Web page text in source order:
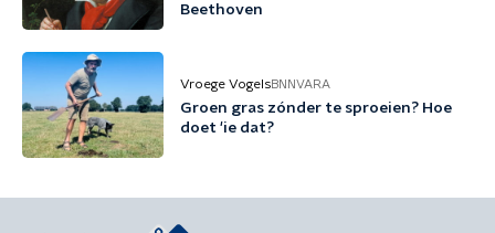
Beethoven
Vroege VogelsBNNVARA
Groen gras zónder te sproeien? Hoe
doet 'ie dat?